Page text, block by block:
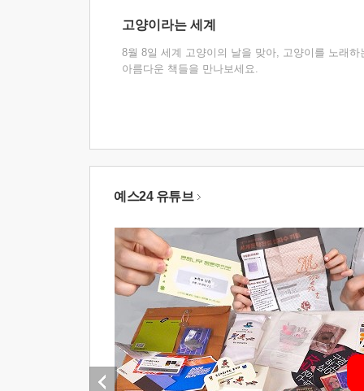
고양이라는 세계
8월 8일 세계 고양이의 날을 맞아, 고양이를 노래하
아름다운 책들을 만나보세요.
예스24 유튜브